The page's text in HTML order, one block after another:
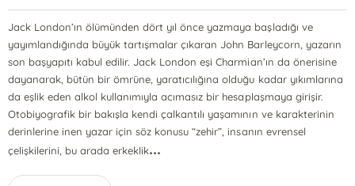
Jack London’ın ölümünden dört yıl önce yazmaya başladığı ve
yayımlandığında büyük tartışmalar çıkaran John Barleycorn, yazarın
son başyapıtı kabul edilir. Jack London eşi Charmian’ın da önerisine
dayanarak, bütün bir ömrüne, yaratıcılığına olduğu kadar yıkımlarına
da eşlik eden alkol kullanımıyla acımasız bir hesaplaşmaya girişir.
Otobiyografik bir bakışla kendi çalkantılı yaşamının ve karakterinin
derinlerine inen yazar için söz konusu “zehir”, insanın evrensel
çelişkilerini, bu arada erkeklik...